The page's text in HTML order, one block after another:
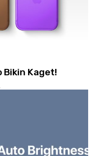
Bikin Kaget!